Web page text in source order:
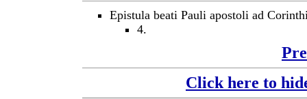
Epistula beati Pauli apostoli ad
4.
Click here to